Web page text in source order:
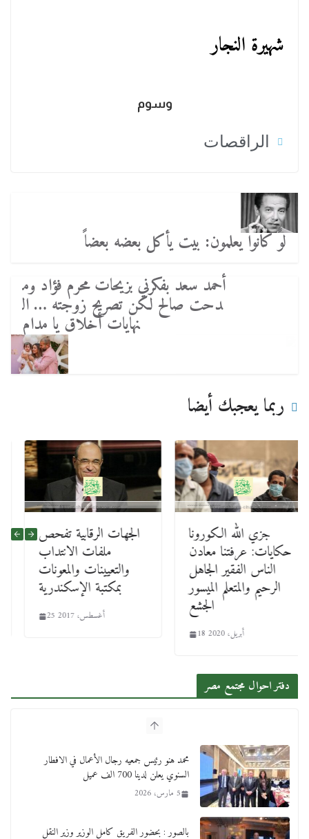
شهيرة النجار
وسوم
الراقصات
لوً كانوا يعلمون: بيت يأكل بعضه بعضاً
أحمد سعد بفكرني بزيحات محرم فؤاد وم
دحت صالح لكن تصريح زوجته … ال
نهايات أخلاق يا مدام
ربما يعجبك أيضا
الجهات الرقابية تفحص
ملفات الانتداب
والتعيينات والمعونات
بمكتبة الإسكندرية
25 أغسطس، 2017
جزي الله الكورونا
حكايات: عرفتنا معادن
الناس الفقير الجاهل
الرحيم والمتعلم الميسور
الجشع
18 أبريل، 2020
دفتر احوال مجتمع مصر
محمد هنو رئيس جمعيه رجال الأعمال في الافطار
السنوي يعلن لدينا 700 الف عميل
5 مارس، 2026
بالصور : بحضور الفريق كامل الوزير وزير النقل